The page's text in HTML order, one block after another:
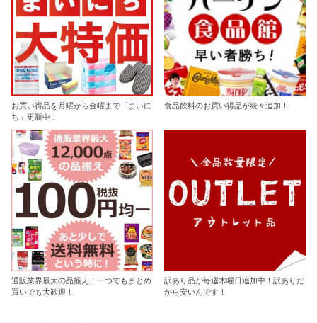
お買い得品を月曜から金曜まで「まいに
ち」更新中！
食品飲料のお買い得品が続々追加！
通販業界最大の品揃え！一つでもまとめ
買いでも大歓迎！
訳あり品が毎週木曜日追加中！訳ありだ
から安いんです！